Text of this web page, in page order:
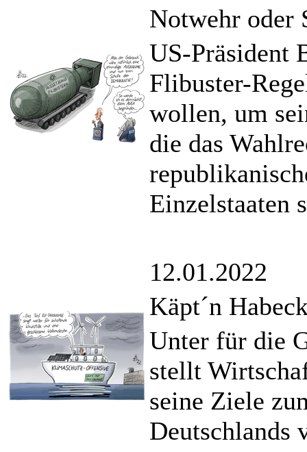
Notwehr oder
US-Präsident
Flibuster-
wollen, um
die das
Einzelstaaten
12.01.2022
Käpt´n
Unter für die
stellt
seine Ziele
Deutschlands